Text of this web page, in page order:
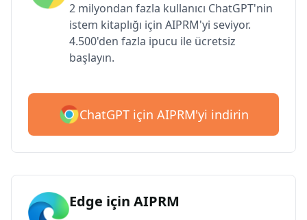
2 milyondan fazla kullanıcı ChatGPT'nin
istem kitaplığı için AIPRM'yi seviyor.
4.500'den fazla ipucu ile ücretsiz
başlayın.
ChatGPT için AIPRM'yi indirin
Edge için AIPRM